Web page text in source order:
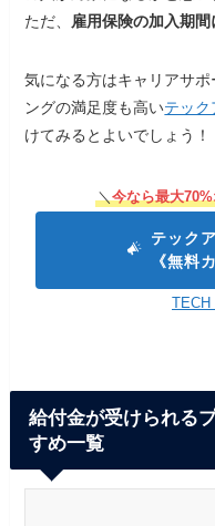
ただ、
雇用保険の加入期
気になる方はキャリアサ
ングの満足度も高いテック
けてみるとよいでしょう！
＼今なら最大
テック
《無料
給付金が受けられる
すめ一覧